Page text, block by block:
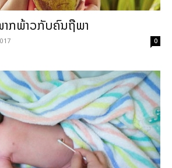
າກພ້າວກັບຄົນຖືພາ
0